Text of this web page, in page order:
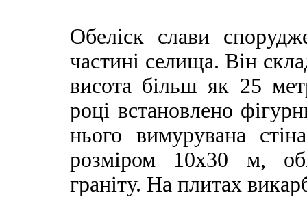
Обеліск слави
частині селища. Він
висота більш як 25
році встановлено
нього вимурувана
розміром 10x30 м,
граніту. На плитах